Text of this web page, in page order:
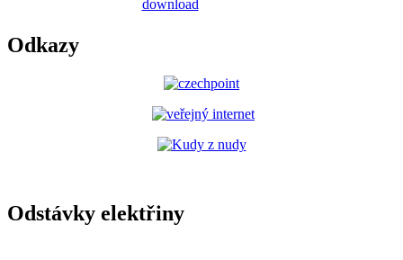
Odkazy
Odstávky elektřiny